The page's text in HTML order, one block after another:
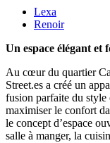
Lexa
Renoir
Un espace élégant et
Au cœur du quartier
Street.es a créé un
fusion parfaite du style
maximiser le confort
le concept d’espace
salle à manger, la